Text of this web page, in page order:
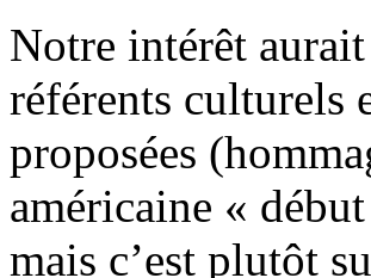
Notre intérêt
référents culturels
proposées
américaine «
mais c’est plutôt